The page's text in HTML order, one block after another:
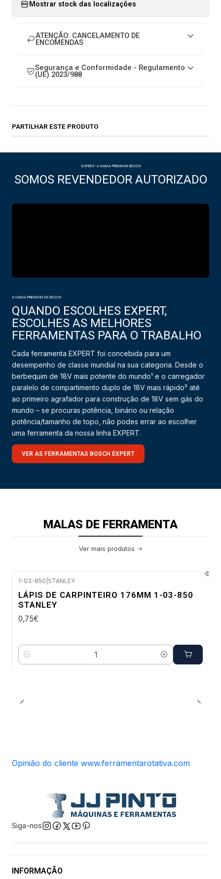
Mostrar stock das localizações
ATENÇÃO: CANCELAMENTO DE
ENCOMENDAS
Segurança e Conformidade - Regulamento
(UE) 2023/988
PARTILHAR ESTE PRODUTO
-EXPERT- A GAMA PREMIUM BOSCH
SOMOS REVENDEDOR AUTORIZADO
A GAMA PREMIUM DA BOSCH
QUANDO ESCOLHES EXPERT,
ESCOLHES AS MELHORES
FERRAMENTAS PARA O TRABALHO
Cada ferramenta EXPERT foi concebida para um
desempenho de classe mundial na sua categoria. Desde o
berbequim de 18V mais potente do mundo¹ e o carregador
paralelo de compartimento duplo de 18V mais rápido³ até
ao primeiro agrafador para construção de 18V sem gás do
mundo – se procuras potência, binário ou relação
potência/tamanho de topo, não podes errar ao escolher
uma ferramenta da nossa linha EXPERT.
VER AS FERRAMENTAS BOSCH EXPERT
MALAS DE FERRAMENTA
Ver mais produtos
1-03-850 STANLEY
LÁPIS DE CARPINTEIRO 176MM 1-03-850
STANLEY
0,75€
Quantidade
Opinião do cliente www.ferramentarotativa.com
Siga-nos
INFORMAÇÃO